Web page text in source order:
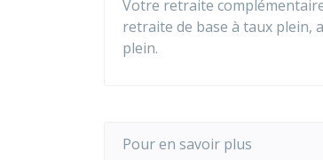
Votre retraite
retraite de base à taux plein,
plein.
Pour en savoir plus